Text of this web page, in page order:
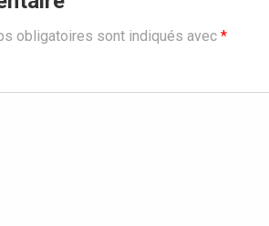
obligatoires sont indiqués avec *